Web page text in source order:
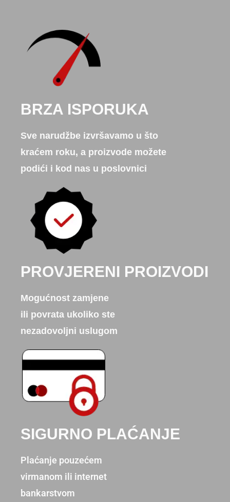
BRZA ISPORUKA
Sve narudžbe izvršavamo u što
kraćem roku, a proizvode možete
podići i kod nas u poslovnici
PROVJERENI PROIZVODI
Mogućnost zamjene
ili povrata ukoliko ste
nezadovoljni uslugom
SIGURNO PLAĆANJE
Plaćanje pouzećem
virmanom ili internet
bankarstvom